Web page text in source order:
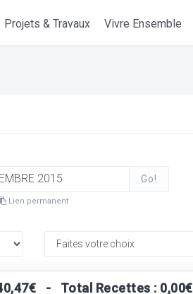
Projets & Travaux Vivre Ensemble
Go!
Lien permanent
- Total Recettes : 0,00€